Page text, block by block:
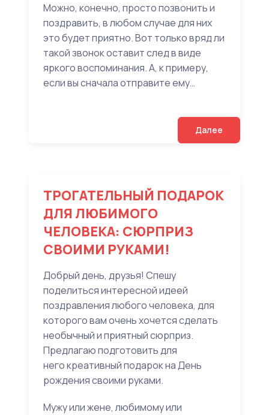
Можно, конечно, просто позвонить и
поздравить, в любом случае для них
это будет приятно. Вот только вряд ли
такой звонок оставит след в виде
яркого воспоминания. А, к примеру,
если вы сначала отправите ему…
Далее
ТРОГАТЕЛЬНЫЙ ПОДАРОК
ДЛЯ ЛЮБИМОГО
ЧЕЛОВЕКА: СЮРПРИЗ
СВОИМИ РУКАМИ!
Добрый день, друзья! Спешу
поделиться интересной идеей
поздравления любого человека, для
которого вам очень хочется сделать
необычный и приятный сюрприз.
Предлагаю подготовить для
него креативный подарок на День
рождения своими руками.
Мужу или жене, любимому или